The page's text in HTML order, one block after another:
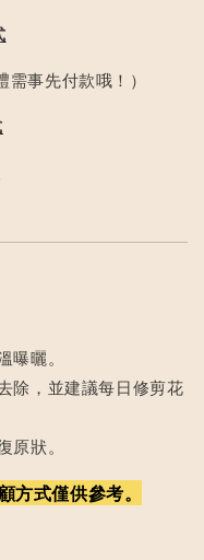
事先付款哦！）
曝曬。
除，並建議每日修剪花
原狀。
方式僅供參考。